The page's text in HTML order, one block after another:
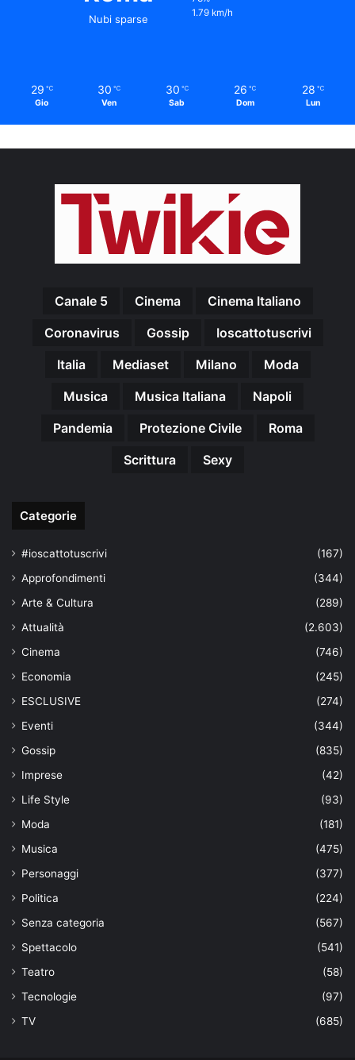
Nubi sparse
1.79 km/h
29 ℃
Gio
30 ℃
Ven
30 ℃
Sab
26 ℃
Dom
28 ℃
Lun
Canale 5 Cinema
Cinema Italiano
Coronavirus
Gossip
Ioscattotuscrivi
Italia
Mediaset Milano
Moda
Musica
Musica Italiana
Napoli
Pandemia
Protezione Civile
Roma
Scrittura
Sexy
Categorie
#ioscattotuscrivi
(167)
Approfondimenti
(344)
Arte & Cultura
(289)
Attualità
(2.603)
Cinema
(746)
Economia
(245)
ESCLUSIVE
(274)
Eventi
(344)
Gossip
(835)
Imprese
(42)
Life Style
(93)
Moda
(181)
Musica
(475)
Personaggi
(377)
Politica
(224)
Senza categoria
(567)
Spettacolo
(541)
Teatro
(58)
Tecnologie
(97)
TV
(685)